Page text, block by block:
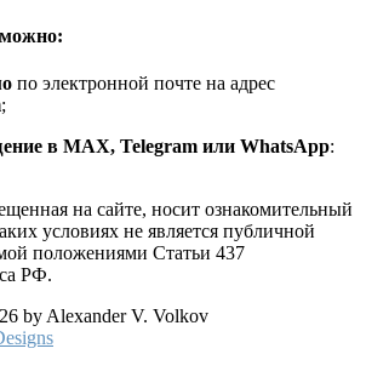
по электронной почте на адрес
;
в MAX, Telegram или WhatsApp:
на сайте, носит ознакомительный
условиях не является публичной
положениями Статьи 437
РФ.
by Alexander V. Volkov